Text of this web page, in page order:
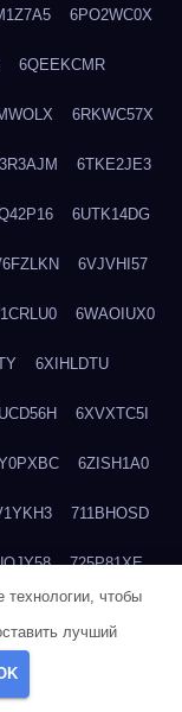
6PO2WC0X
6QEEKCMR
6RKWC57X
6TKE2JE3
6UTK14DG
6VJVHI57
6WAOIUX0
6XIHLDTU
6XVXTC5I
6ZISH1A0
711BHOSD
725P81XE
технологии, чтобы
лучший